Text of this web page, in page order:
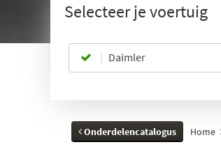
Selecteer je voertuig
Daimler
Onderdelencatalogus Home